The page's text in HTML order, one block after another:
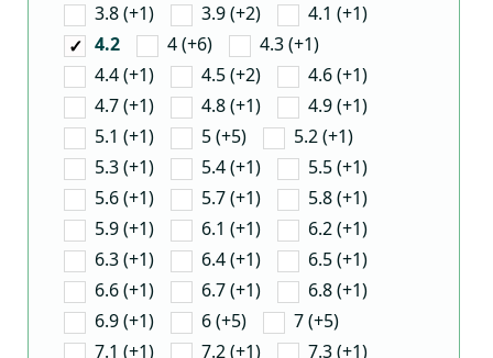
3.8 (+1)
3.9 (+2)
4.1 (+1)
4.2
4 (+6)
4.3 (+1)
4.4 (+1)
4.5 (+2)
4.6 (+1)
4.7 (+1)
4.8 (+1)
4.9 (+1)
5.1 (+1)
5 (+5)
5.2 (+1)
5.3 (+1)
5.4 (+1)
5.5 (+1)
5.6 (+1)
5.7 (+1)
5.8 (+1)
5.9 (+1)
6.1 (+1)
6.2 (+1)
6.3 (+1)
6.4 (+1)
6.5 (+1)
6.6 (+1)
6.7 (+1)
6.8 (+1)
6.9 (+1)
6 (+5)
7 (+5)
7.1 (+1)
7.2 (+1)
7.3 (+1)